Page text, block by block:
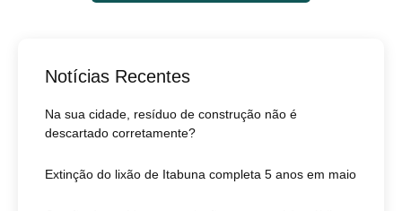
Notícias Recentes
Na sua cidade, resíduo de construção não é
descartado corretamente?
Extinção do lixão de Itabuna completa 5 anos em maio